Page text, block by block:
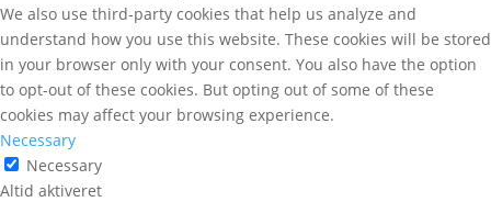
We also use third-party cookies that help us analyze and
understand how you use this website. These cookies will be stored
in your browser only with your consent. You also have the option
to opt-out of these cookies. But opting out of some of these
cookies may affect your browsing experience.
Necessary
Necessary
Altid aktiveret